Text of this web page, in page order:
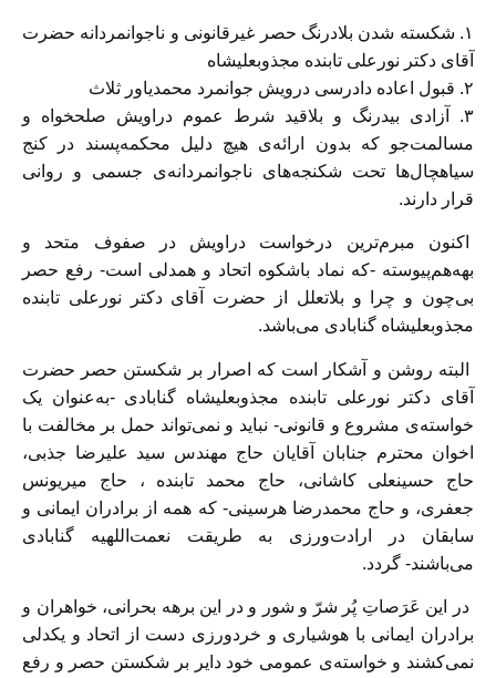
۱️. شکسته شدن بلادرنگ حصر غیرقانونی و ناجوانمردانه حضرت
آقای دکتر نورعلی تابنده مجذوبعلیشاه
۲️. قبول اعاده دادرسی درویش جوانمرد محمدیاور ثلاث
۳️. آزادی بیدرنگ و بلاقید شرط عموم دراویش صلحخواه و
مسالمت‌جو که بدون ارائه‌ی هیچ دلیل محکمه‌پسند در کنج
سیاهچال‌ها تحت شکنجه‌های ناجوانمردانه‌ی جسمی و روانی
قرار دارند.
اکنون مبرم‌ترین درخواست دراویش در صفوف متحد و
بهه‌هم‌پیوسته -که نماد باشکوه اتحاد و همدلی است- رفع حصر
بی‌چون و چرا و بلاتعلل از حضرت آقای دکتر نورعلی تابنده
مجذوبعلیشاه گنابادی می‌باشد.
البته روشن و آشکار است که اصرار بر شکستن حصر حضرت
آقای دکتر نورعلی تابنده مجذوبعلیشاه گنابادی -به‌عنوان یک
خواسته‌ی مشروع و قانونی- نباید و نمی‌تواند حمل بر مخالفت با
اخوان محترم جنابان آقایان حاج مهندس سید علیرضا جذبی،
حاج حسینعلی کاشانی، حاج محمد تابنده ، حاج میریونس
جعفری، و حاج محمدرضا هرسینی- که همه از برادران ایمانی و
سابقان در ارادت‌ورزی به طریقت نعمت‌اللهیه گنابادی
می‌باشند- گردد.
در این عَرَصاتِ پُر شرّ و شور و در این برهه بحرانی، خواهران و
برادران ایمانی با هوشیاری و خردورزی دست از اتحاد و یکدلی
نمی‌کشند و خواسته‌ی عمومی خود دایر بر شکستن حصر و رفع